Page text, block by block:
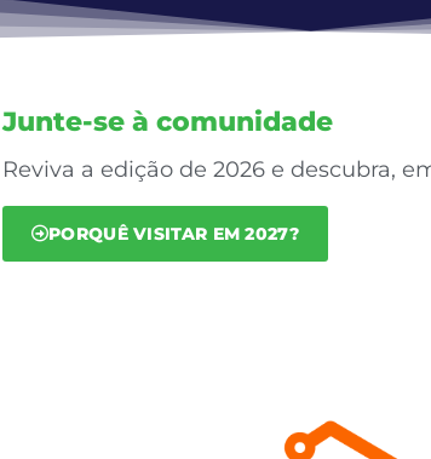
Junte-se à comunidade
Reviva a edição de 2026 e descubra,
PORQUÊ VISITAR EM 2027?
Logistics & Automation